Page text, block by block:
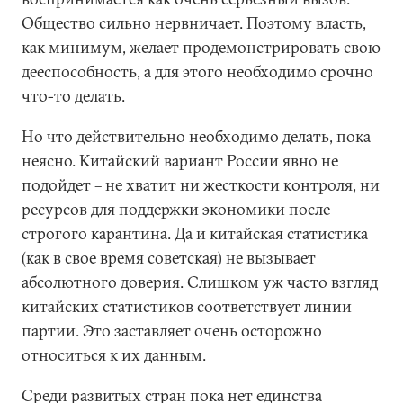
Общество сильно нервничает. Поэтому власть,
как минимум, желает продемонстрировать свою
дееспособность, а для этого необходимо срочно
что-то делать.
Но что действительно необходимо делать, пока
неясно. Китайский вариант России явно не
подойдет – не хватит ни жесткости контроля, ни
ресурсов для поддержки экономики после
строгого карантина. Да и китайская статистика
(как в свое время советская) не вызывает
абсолютного доверия. Слишком уж часто взгляд
китайских статистиков соответствует линии
партии. Это заставляет очень осторожно
относиться к их данным.
Среди развитых стран пока нет единства